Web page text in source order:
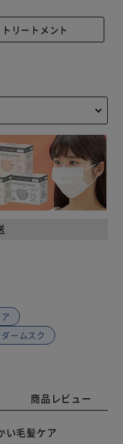
トリートメント
ームスク
商品レビュー
い毛髪ケア